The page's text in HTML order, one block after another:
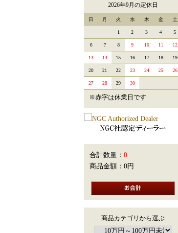
2026年9月の定休日
日 月 火 水 木 金 土
1 2 3 4 5
6 7 8 9 10 11 12
13 14 15 16 17 18 19
20 21 22 23 24 25 26
27 28 29 30
※赤字は休業日です
合計数量： 0
商品金額： 0円
商品カテゴリから選ぶ